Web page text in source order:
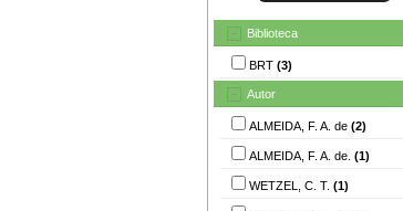
Biblioteca
BRT (3)
Autor
ALMEIDA, F. A. de (2)
ALMEIDA, F. A. de. (1)
WETZEL, C. T. (1)